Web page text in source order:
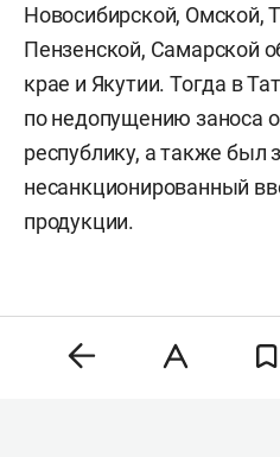
Новосибирской, Омской,
Пензенской, Самарской
крае и Якутии. Тогда в
по недопущению заноса
республику, а также был
несанкционированный
продукции.